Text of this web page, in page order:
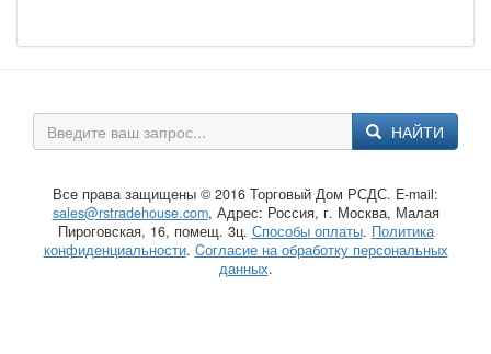
НАЙТИ
Все права защищены © 2016 Торговый Дом РСДС. E-mail:
sales@rstradehouse.com, Адрес: Россия, г. Москва, Малая
Пироговская, 16, помещ. 3ц. Способы оплаты. Политика
конфиденциальности. Cогласие на обработку персональных
данных.